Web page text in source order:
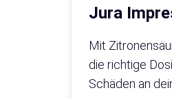
Jura
Mit
die richtige
Schäden an